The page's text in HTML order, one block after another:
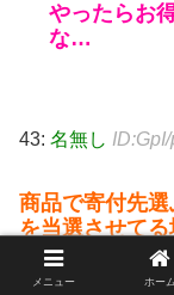
やったらお
な…
43: 名無し
商品で寄付先
を当選させて
を付けろよ
メニュー ホーム